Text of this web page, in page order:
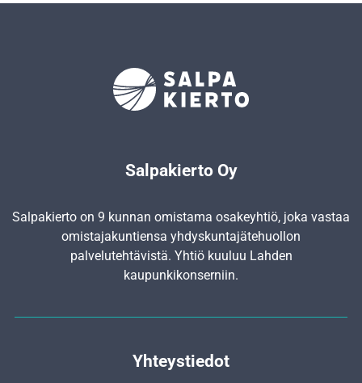
Salpakierto Oy
Salpakierto on 9 kunnan omistama osakeyhtiö, joka vastaa
omistajakuntiensa yhdyskunta­jätehuollon
palvelutehtävistä. Yhtiö kuuluu Lahden
kaupunkikonserniin.
Yhteystiedot